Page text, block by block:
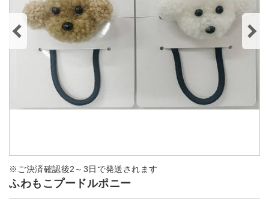
※ご決済確認後2～3日で発送されます
ふわもこプードルポニー